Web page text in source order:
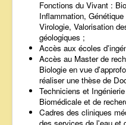
Fonctions du Vivant :
Inflammation,
Virologie, Valorisation
géologiques ;
Accès aux écoles
Accès au Master de
Biologie en vue
réaliser une thèse de
Techniciens et
Biomédicale et de
Cadres des cliniques